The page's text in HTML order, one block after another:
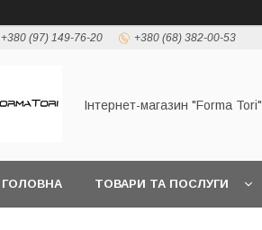
+380 (97) 149-76-20 +380 (68) 382-00-53
Інтернет-магазин "Forma Tori"
ГОЛОВНА ТОВАРИ ТА ПОСЛУГИ